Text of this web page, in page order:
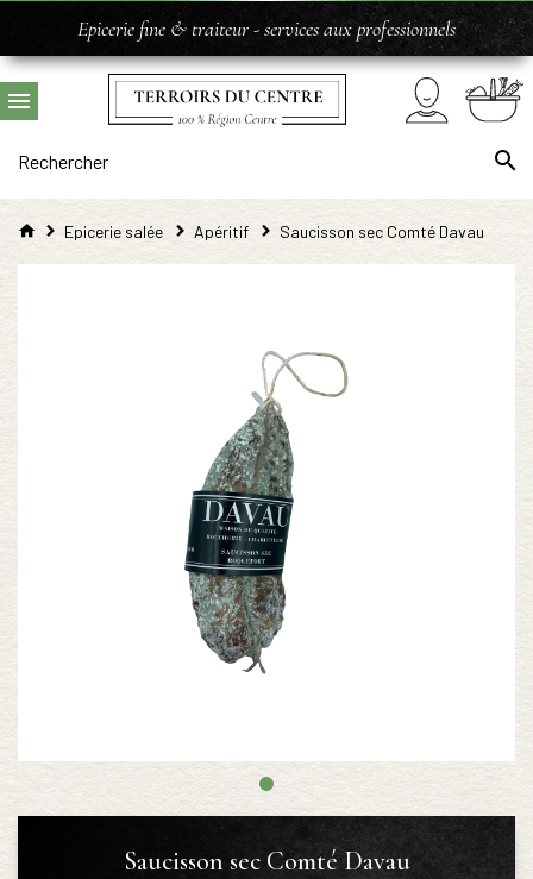
Epicerie fine & traiteur - services aux professionnels
Epicerie salée Apéritif Saucisson sec Comté Davau
Saucisson sec Comté Davau